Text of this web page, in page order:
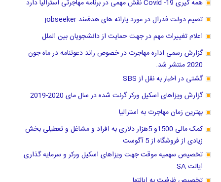
همه گیری Covid -19 نقش مهمی در برنامه مهاجرتی استرالیا دارد
تصیم دولت فدرال در مورد یارانه های هدفمند jobseeker
اعلام تغییرات مهم در جهت حمایت از دانشجویان بین الملل
گزارش رسمی اداره مهاجرت در خصوص راند دعوتنامه در ماه جون
2020 منتشر شد.
گشتی در اخبار به نقل از SBS
گزارش ویزاهای اسکیل ورکر گرنت شده در سال مای 2020-2019
بهترین زمان مهاجرت به استرالیا
کمک مالی 1500و 5هزار دلاری به افراد و مشاغل و تعطیلی بخش
زیادی از فروشگاه از 5 آگوست
تخصیص سهمیه موقت جهت ویزاهای اسکیل ورکر و سرمایه گذاری
ایالت SA